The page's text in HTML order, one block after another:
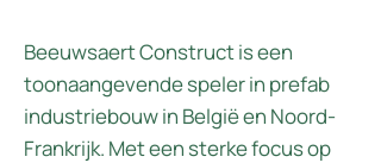
Beeuwsaert Construct is een
toonaangevende speler in prefab
industriebouw in België en Noord-
Frankrijk. Met een sterke focus op